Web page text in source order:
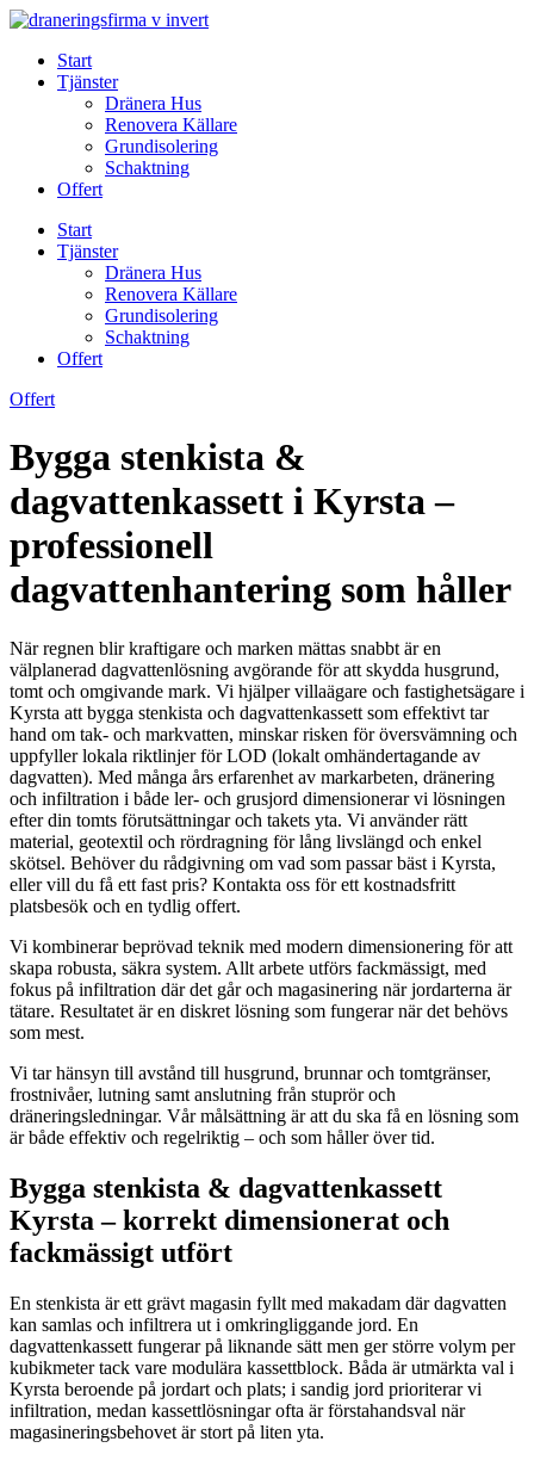
Skip
contentStart
Tjänster
Dränera Hus
Renovera Källare
Grundisolering
Schaktning
Offert
Start
Tjänster
Dränera Hus
Renovera Källare
Grundisolering
Schaktning
Offert
Offert
Bygga stenkista &
dagvattenkassett i Kyrsta –
professionell
dagvattenhantering som håller
När regnen blir kraftigare och marken mättas snabbt är en
välplanerad dagvattenlösning avgörande för att skydda husgrund,
tomt och omgivande mark. Vi hjälper villaägare och fastighetsägare i
Kyrsta att bygga stenkista och dagvattenkassett som effektivt tar
hand om tak- och markvatten, minskar risken för översvämning och
uppfyller lokala riktlinjer för LOD (lokalt omhändertagande av
dagvatten). Med många års erfarenhet av markarbeten, dränering
och infiltration i både ler- och grusjord dimensionerar vi lösningen
efter din tomts förutsättningar och takets yta. Vi använder rätt
material, geotextil och rördragning för lång livslängd och enkel
skötsel. Behöver du rådgivning om vad som passar bäst i Kyrsta,
eller vill du få ett fast pris? Kontakta oss för ett kostnadsfritt
platsbesök och en tydlig offert.
Vi kombinerar beprövad teknik med modern dimensionering för att
skapa robusta, säkra system. Allt arbete utförs fackmässigt, med
fokus på infiltration där det går och magasinering när jordarterna är
tätare. Resultatet är en diskret lösning som fungerar när det behövs
som mest.
Vi tar hänsyn till avstånd till husgrund, brunnar och tomtgränser,
frostnivåer, lutning samt anslutning från stuprör och
dräneringsledningar. Vår målsättning är att du ska få en lösning som
är både effektiv och regelriktig – och som håller över tid.
Bygga stenkista & dagvattenkassett
Kyrsta – korrekt dimensionerat och
fackmässigt utfört
En stenkista är ett grävt magasin fyllt med makadam där dagvatten
kan samlas och infiltrera ut i omkringliggande jord. En
dagvattenkassett fungerar på liknande sätt men ger större volym per
kubikmeter tack vare modulära kassettblock. Båda är utmärkta val i
Kyrsta beroende på jordart och plats; i sandig jord prioriterar vi
infiltration, medan kassettlösningar ofta är förstahandsval när
magasineringsbehovet är stort på liten yta.